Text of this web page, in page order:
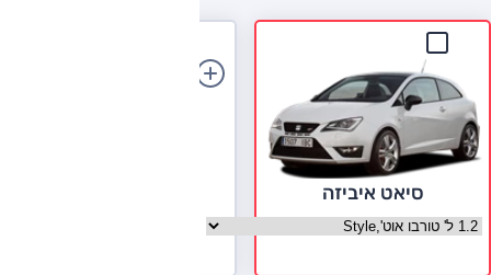
סיאט איביזה
בחר גרסה סיאט איביזה